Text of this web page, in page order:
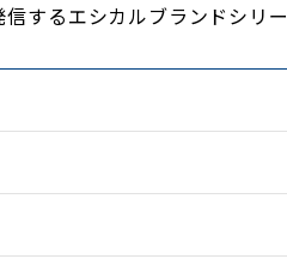
するエシカルブランドシリー